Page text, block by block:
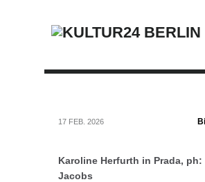
17 FEB. 2026
Karoline Herfurth in Prada, ph:
Jacobs